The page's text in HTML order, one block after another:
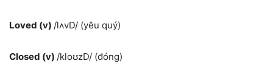
Loved (v) /lʌvD/ (yêu quý)
Closed (v) /kloʊzD/ (đóng)